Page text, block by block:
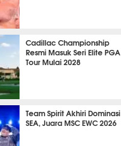
Cadillac Championship
Resmi Masuk Seri Elite PGA
Tour Mulai 2028
Team Spirit Akhiri Dominasi
SEA, Juara MSC EWC 2026